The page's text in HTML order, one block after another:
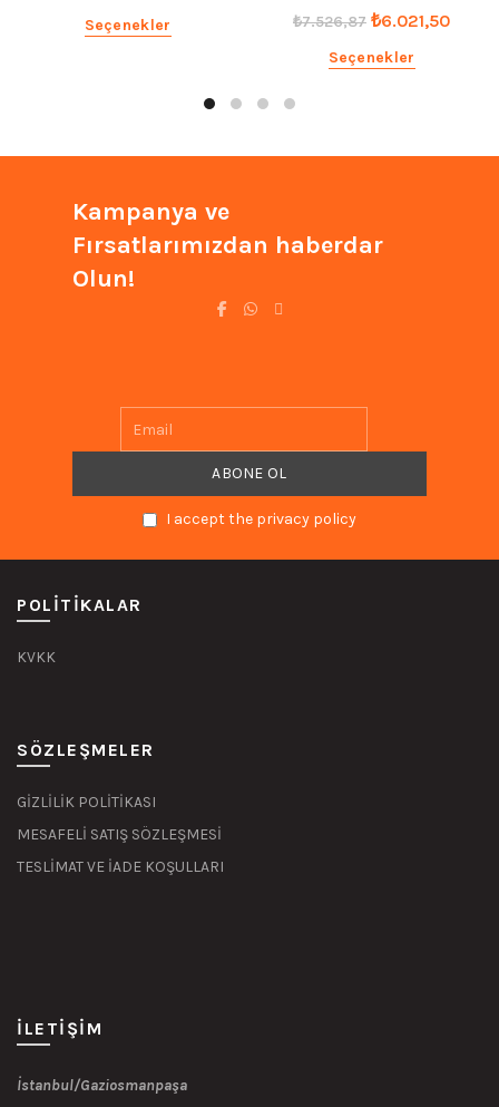
fiyat:
₺4.926,87.
Seçenekler ₺7.526,87 Orijinal
fiyat:
₺7.526,87.
₺6.021,50Şu
Seçenekler
Kampanya ve
Fırsatlarımızdan haberdar
Olun!
I accept the privacy policy
POLITIKALAR
KVKK
SÖZLEŞMELER
GİZLİLİK POLİTİKASI
MESAFELİ SATIŞ SÖZLEŞMESİ
TESLİMAT VE İADE KOŞULLARI
İLETIŞIM
İstanbul/Gaziosmanpaşa